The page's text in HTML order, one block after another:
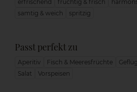
erfrischend fruchtig & frisch
samtig & weich
spritzig
Passt perfekt zu
Aperitiv Fisch & Meeresfrüchte
Salat
Vorspeisen